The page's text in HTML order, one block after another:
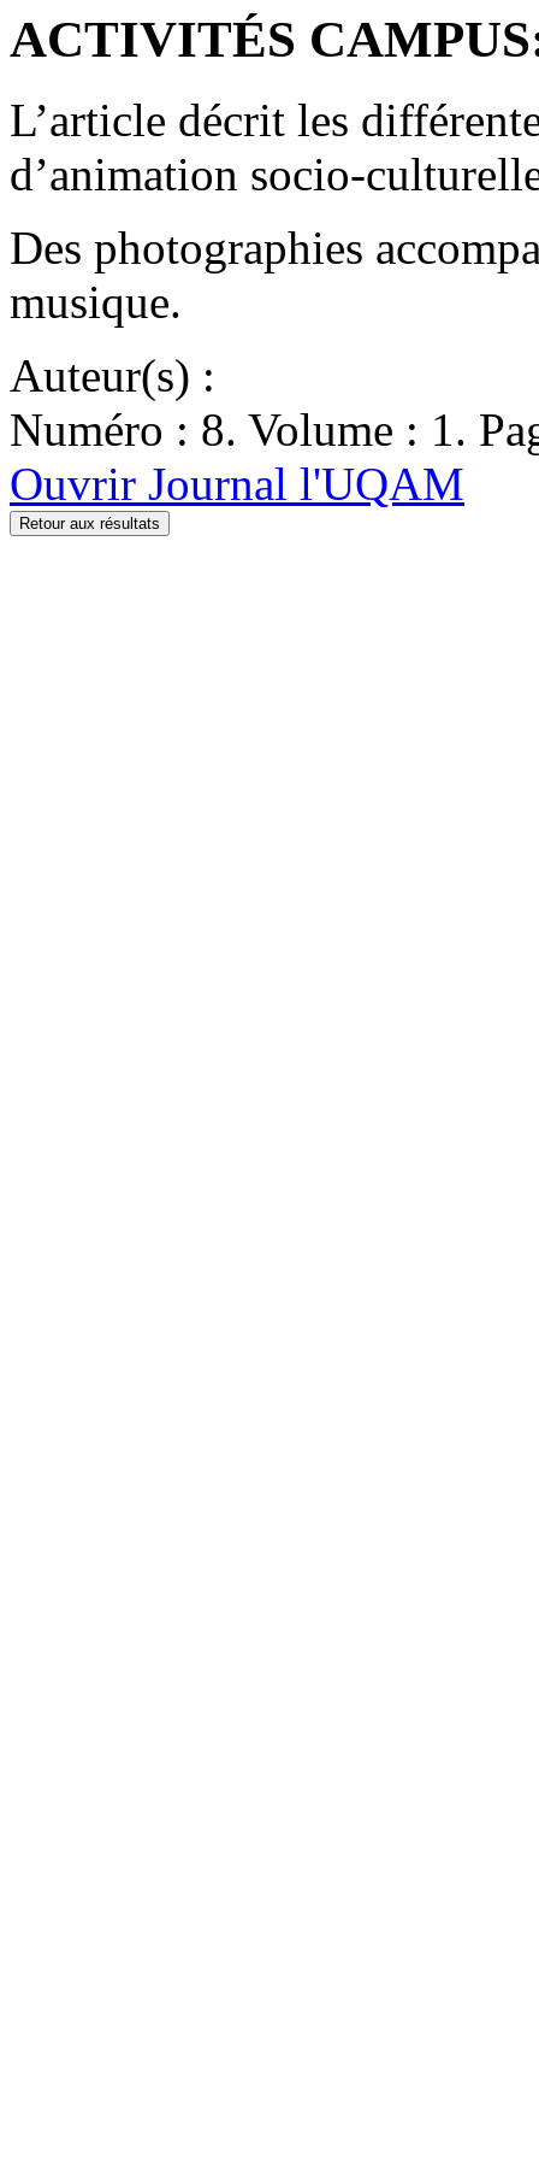
ACTIVITÉS
L’article décrit les
d’animation socio-
Des photographies
musique.
Auteur(s) :
Numéro : 8. Volume : 1.
Ouvrir Journal l'UQAM
Retour aux résultats